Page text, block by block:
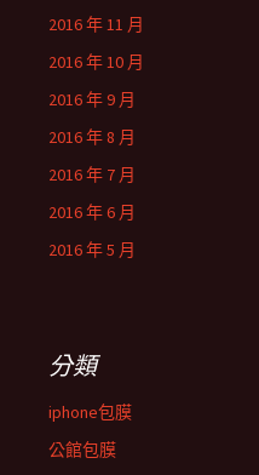
2016 年 11 月
2016 年 10 月
2016 年 9 月
2016 年 8 月
2016 年 7 月
2016 年 6 月
2016 年 5 月
分類
iphone包膜
公館包膜